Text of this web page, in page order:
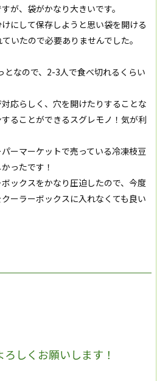
が、袋がかなり大きいです。
にして保存しようと思い袋を開ける
いたので必要ありませんでした。
となので、2-3人で食べ切れるくらい
応らしく、穴を開けたりすることな
ることができるスグレモノ！気が利
ーマーケットで売っている冷凍枝豆
ったです！
ックスをかなり圧迫したので、今度
ーラーボックスに入れなくても良い
しくお願いします！